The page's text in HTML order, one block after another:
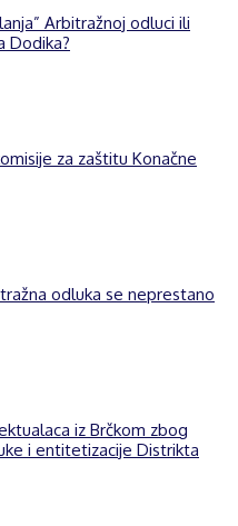
Arbitražnoj odluci ili
Dodika?
za zaštitu Konačne
odluka se neprestano
iz Brčkom zbog
i entitetizacije Distrikta